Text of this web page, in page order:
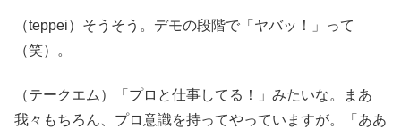
（teppei）そうそう。デモの段階で「ヤバッ！」って
（笑）。
（テークエム）「プロと仕事してる！」みたいな。まあ
我々もちろん、プロ意識を持ってやっていますが。「ああ